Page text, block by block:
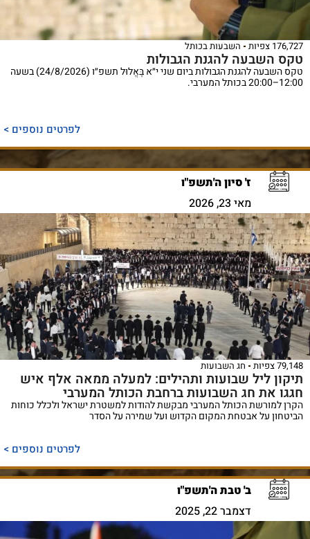
176,727 צפיות השבעות בכותל
טקס השבעה להגנת הגבולות
טקס השבעה להגנת הגבולות ביום שני י״א בֶּאֱלוּל תשפ״ו (24/8/2026) בשעה
12:00–20:00 בכותל המערבי.
לפרטים נוספים >
ז' סיון ה'תשפ"ו
מאי 23, 2026
79,148 צפיות חג השבועות
תיקון ליל שבועות ותהילים: למעלה ממאה אלף איש
חגגו את חג השבועות ברחבת הכותל המערבי
הקרן למורשת הכותל המערבי מבקשת להודות למשטרת ישראל ולכלל כוחות
הביטחון על אבטחת המקום הקדוש ועל שמירה על הסדר
לפרטים נוספים >
ב' טבת ה'תשפ"ו
דצמבר 22, 2025